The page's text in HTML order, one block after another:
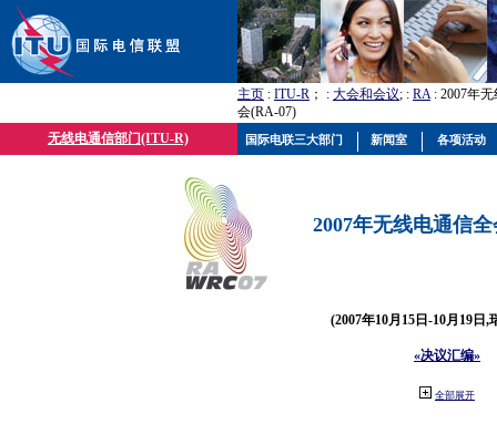
主页 : ITU-R ； : 大会和会议; : RA: 2007年
会(RA-07)
无线电通信部门(ITU-R)
2007年无线电通信
(2007年10月15日-10月19日,
«决议汇编»
全部展开
国际电联三大部门 新闻室 各项活动